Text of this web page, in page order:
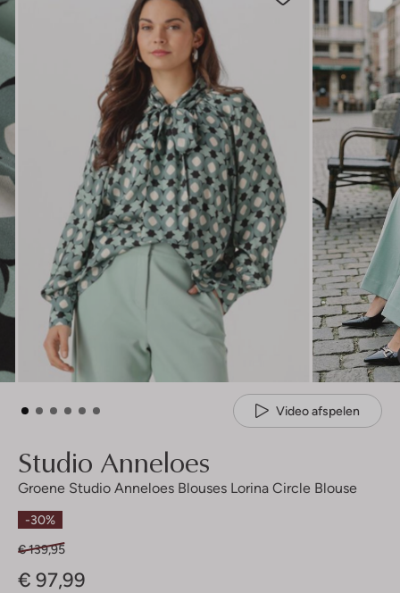
Video afspelen
Studio Anneloes
Groene Studio Anneloes Blouses Lorina Circle Blouse
-30%
€ 139,95
€ 97,99